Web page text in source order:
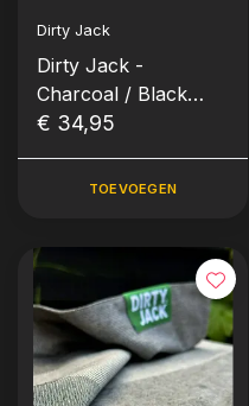
Dirty Jack
Dirty Jack -
Charcoal / Black
Label
€ 34,95
TOEVOEGEN